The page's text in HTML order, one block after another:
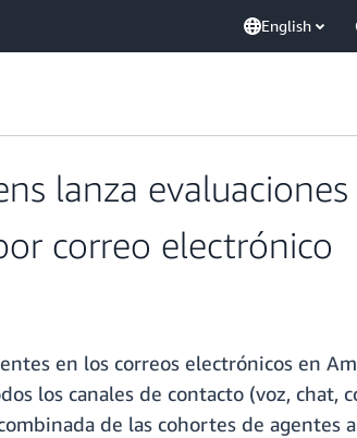
English
lanza
correo electrónico
en los correos electrónicos en
los canales de contacto (voz, chat,
de las cohortes de agentes